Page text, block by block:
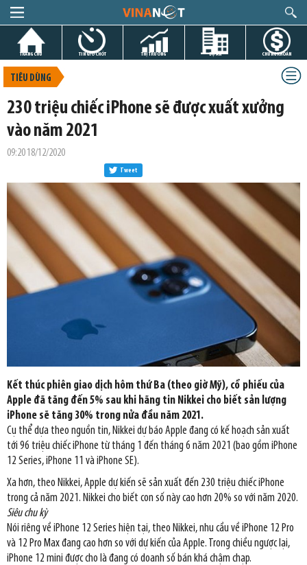
TRANG CHỦ TIN GIỜ CHÓT THỊ TRƯỜNG DỰ ÁN CHỨNG KHOÁN
TIÊU DÙNG
230 triệu chiếc iPhone sẽ được xuất xưởng
vào năm 2021
09:20 18/12/2020
Tweet
Kết thúc phiên giao dịch hôm thứ Ba (theo giờ Mỹ), cổ phiếu của
Apple đã tăng đến 5% sau khi hãng tin Nikkei cho biết sản lượng
iPhone sẽ tăng 30% trong nửa đầu năm 2021.
Cụ thể dựa theo nguồn tin, Nikkei dự báo Apple đang có kế hoạch sản xuất
tới 96 triệu chiếc iPhone từ tháng 1 đến tháng 6 năm 2021 (bao gồm iPhone
12 Series, iPhone 11 và iPhone SE).
Xa hơn, theo Nikkei, Apple dự kiến sẽ sản xuất đến 230 triệu chiếc iPhone
trong cả năm 2021. Nikkei cho biết con số này cao hơn 20% so với năm 2020.
Siêu chu kỳ
Nói riêng về iPhone 12 Series hiện tại, theo Nikkei, nhu cầu về iPhone 12 Pro
và 12 Pro Max đang cao hơn so với dự kiến của Apple. Trong chiều ngược lại,
iPhone 12 mini được cho là đang có doanh số bán khá chậm chạp.